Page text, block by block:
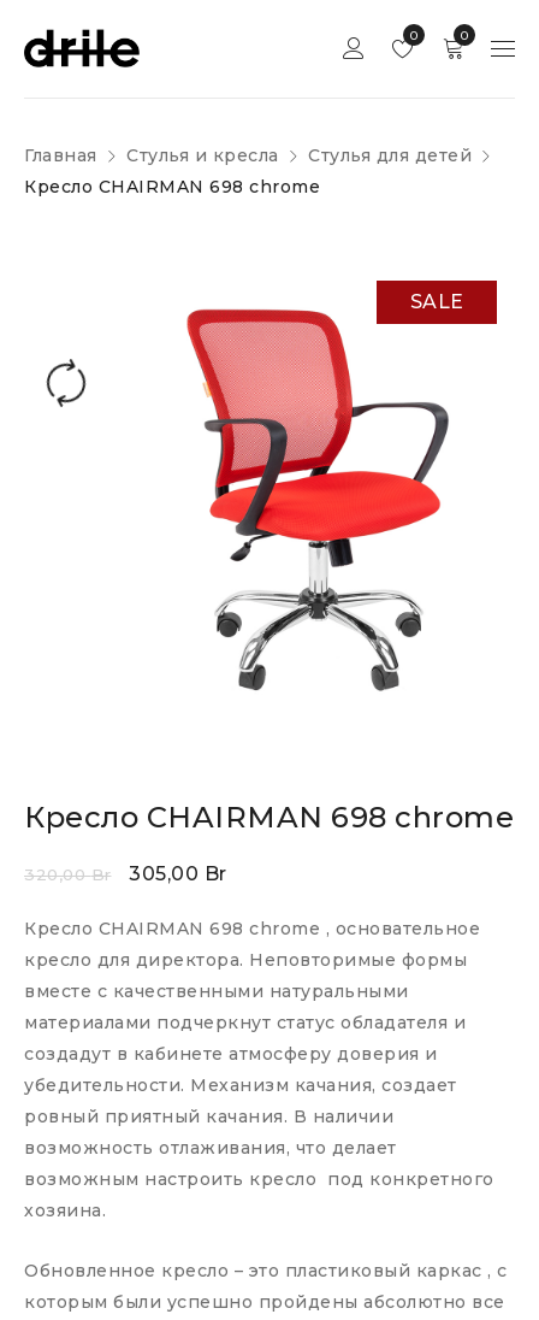
0
0
Главная Стулья и кресла
Стулья для детей
Кресло CHAIRMAN 698 chrome
SALE
Кресло CHAIRMAN 698 chrome
320,00Br 305,00 Br
Кресло CHAIRMAN 698 chrome , основательное
кресло для директора. Неповторимые формы
вместе с качественными натуральными
материалами подчеркнут статус обладателя и
создадут в кабинете атмосферу доверия и
убедительности. Механизм качания, создает
ровный приятный качания. В наличии
возможность отлаживания, что делает
возможным настроить кресло под конкретного
хозяина.
Обновленное кресло – это пластиковый каркас , с
которым были успешно пройдены абсолютно все